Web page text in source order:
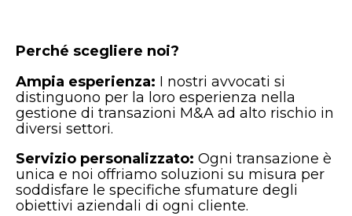
Perché scegliere noi?
Ampia esperienza: I nostri avvocati si
distinguono per la loro esperienza nella
gestione di transazioni M&A ad alto rischio in
diversi settori.
Servizio personalizzato: Ogni transazione è
unica e noi offriamo soluzioni su misura per
soddisfare le specifiche sfumature degli
obiettivi aziendali di ogni cliente.